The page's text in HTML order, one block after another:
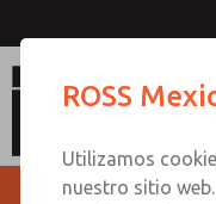
ROSS
Utilizamos
nuestro sitio